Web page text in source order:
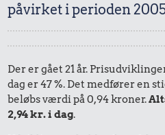
påvirket i perioden
Der er gået 21 år.
dag er 47 %. Det medfører en
beløbs værdi på 0,94 kroner.
2,94 kr. i dag.